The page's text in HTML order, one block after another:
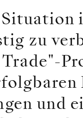
zu
und